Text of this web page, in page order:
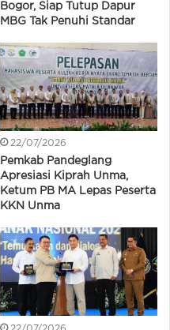
Bogor, Siap Tutup Dapur
MBG Tak Penuhi Standar
22/07/2026
Pemkab Pandeglang
Apresiasi Kiprah Unma,
Ketum PB MA Lepas Peserta
KKN Unma